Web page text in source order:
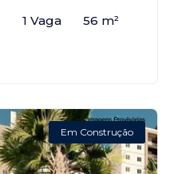
1 Vaga 56 m²
Em Construção